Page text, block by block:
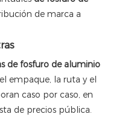
de marca a
de fosfuro de aluminio
empaque, la ruta y el
caso por caso, en
de precios pública.